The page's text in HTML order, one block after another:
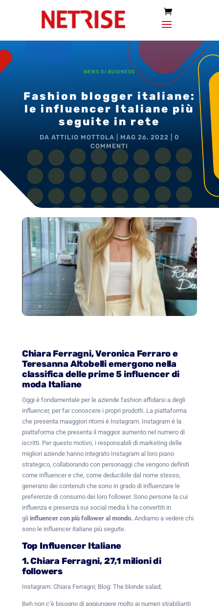
NEWS DI BUSINESS
Fashion blogger italiane:
le influencer Italiane più
seguite in rete
DA ATTILIO MOTTOLA MAG 26, 2022
0
COMMENTI
Chiara Ferragni, Veronica Ferraro e
Teresanna Altobelli emergono nella
classifica delle prime 5 influencer di
moda Italiane
Oggi è fondamentale per le aziende fashion affidarsi a degli
influencer, per far conoscere i propri prodotti. La piattaforma
che presenta maaggiori ritorni è Instagram. Instagram è la
piattaforma che presenta il maggior aumento nel numero di
iscritti. Per questo motivo, i responsabili di marketing delle
migliori aziende hanno integrato Instagram al loro piano
strategico, collaborando con personaggi che vengono definiti
come influencer e che, come deducibile dal nome stesso,
generano dei contenuti che sono in grado di influenzare le
preferenze di consumo dei loro follower. Sono persone la cui
influenza e presenza sui social media li ha convertiti in
gli influencer con più follower al mondo. Andiamo a vedere chi
sono le influencer italiane più seguite.
Top Influencer Italiane
1. Chiara Ferragni, 27,1 milioni di
followers
Instagram: Chiara Ferragni; Blog: The blonde salad;
Beh non c’è bisogno di aggiungere molto ai numeri strabilianti